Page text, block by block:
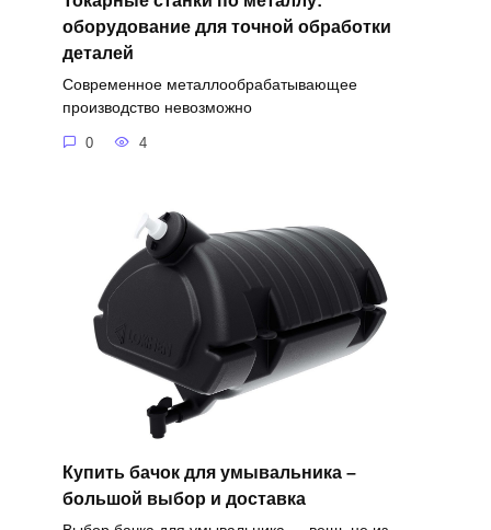
оборудование для точной обработки
деталей
Современное металлообрабатывающее
производство невозможно
0 4
Купить бачок для умывальника –
большой выбор и доставка